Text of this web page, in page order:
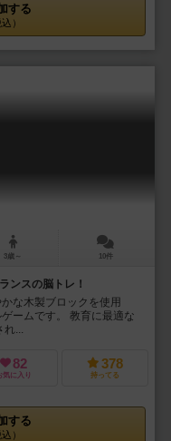
する
）
3歳～ 10件
ンスの脳トレ！
な木製ブロックを使用
ームです。 教育に最適な
...
82
気に入り
378
持ってる
する
）